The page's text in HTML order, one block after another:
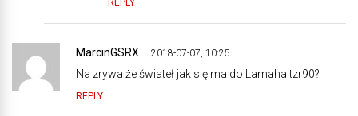
MarcinGSRX 2018-07-07, 10:25
Na zrywa że świateł jak się ma do Lamaha tzr90?
REPLY